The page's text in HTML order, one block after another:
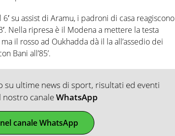
su assist di Aramu, i padroni di casa reagiscono
Nella ripresa è il Modena a mettere la testa
il rosso ad Oukhadda dà il la all’assedio dei
Bani all’85’.
su ultime news di sport, risultati ed eventi
nostro canaleWhatsApp
canale WhatsApp